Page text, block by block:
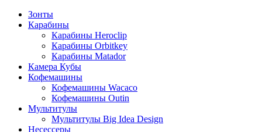
Зонты
Карабины
Карабины Heroclip
Карабины Orbitkey
Карабины Matador
Камера Кубы
Кофемашины
Кофемашины Wacaco
Кофемашины Outin
Мультитулы
Мультитулы Big Idea Design
Несессеры